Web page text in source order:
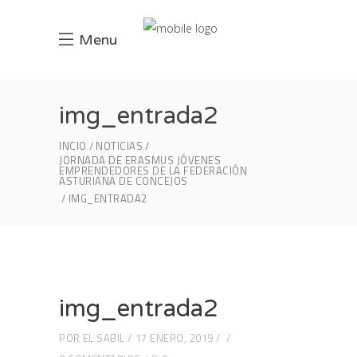
Menu
img_entrada2
INCIO
NOTICIAS
JORNADA DE ERASMUS JÓVENES
EMPRENDEDORES DE LA FEDERACIÓN
ASTURIANA DE CONCEJOS
IMG_ENTRADA2
img_entrada2
POR EL SABIL
17 ENERO, 2019